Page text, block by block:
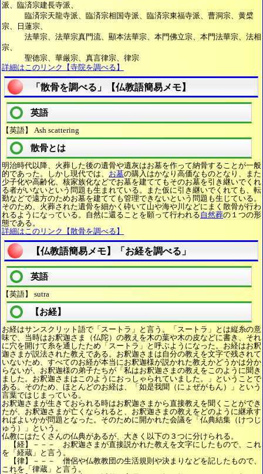
派、臨済宗建長寺派、
臨済宗天龍寺派、臨済宗相国寺派、臨済宗東福寺派、曹洞宗、黄檗
宗、日蓮宗、
法華宗、法華宗真門流、顯本法華宗、本門佛立宗、本門法華宗、法相
宗、
聖徳宗、華厳宗、真言律宗、律宗
詳細はこのリンク【寺院を調べる】
「散骨を調べる」【仏教語簡易メモ】
英語
【英語】 Ash scattering
散骨とは
明治時代以降、火葬した後の遺骨や遺灰はお墓を作って納骨することが一般
的であった。しかし現代では、 お墓の購入はかなり高価なものとなり、また
少子化や高齢化、核家族化などでお墓を建ててもそのお墓を引き継いでくれ
る者がいないという問題も生まれている。また仮に引き継いでくれても、転
勤などで遠方のためお墓を建てても管理できないという問題も生じている。
そのため、火葬された遺骨を細かく砕いて山や海や川などにまく散骨が行わ
れるようになっている。自然に還ることを願って行われる自然葬の１つの形
態である。
詳細はこのリンク【散骨を調べる】
【仏教語簡易メモ】「お経を調べる」
英語
【英語】 sutra
【お経】
お経はサンスクリット語で「スートラ」と言う。「スートラ」とは縦糸の意
味で、当時はお釈迦さま（仏陀）の教えを木の葉や木の皮などに書き、それ
に穴を開けて糸を通したため「スートラ」と呼ぶようになった。お経はお釈
迦さまが説法された教えである。お釈迦さまは自分の教えを文字で残されて
いないため、すべてのお経が本当にお釈迦様が説かれた教えかどうかは分か
らないが、お釈迦様の弟子たちが「私はお釈迦さまの教えをこのように聞き
ました。お釈迦さまはこのようにおっしゃられていました。」ということで
ある。そのため、ほとんどのお経は、「如是我聞（にょぜがもん）」という
言葉ではじまっている。
お釈迦さまが生きておられる時はお釈迦さまから直接教えを聞くことができ
たが、お釈迦さまが亡くなられると、お釈迦さまの教えをどのように継承す
ればよいかが問題となった。そのために開かれた会議を「仏典結集（けつじ
ゅう）」という。
仏教にはたくさんの仏典があるが、大きく以下の３つに分けられる。
【経】－－－ お釈迦さまが直接説かれた教えを文字にしたもので、これ
を「経蔵」と言う。
【律】－－－ 僧侶や仏教教団の生活規則や決まりなどを記したもので、
これを「律蔵」と言う。